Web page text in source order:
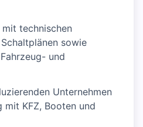
technischen
sowie
und
Unternehmen
mit KFZ, Booten und